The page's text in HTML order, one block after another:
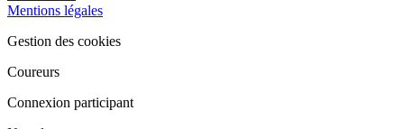
Mentions légales
Gestion des cookies
Coureurs
Connexion participant